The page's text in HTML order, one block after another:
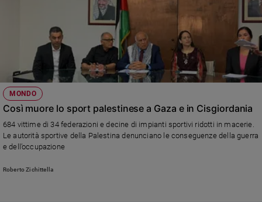
MONDO
Così muore lo sport palestinese a Gaza e in Cisgiordania
684 vittime di 34 federazioni e decine di impianti sportivi ridotti in macerie.
Le autorità sportive della Palestina denunciano le conseguenze della guerra
e dell’occupazione
Roberto Zichittella